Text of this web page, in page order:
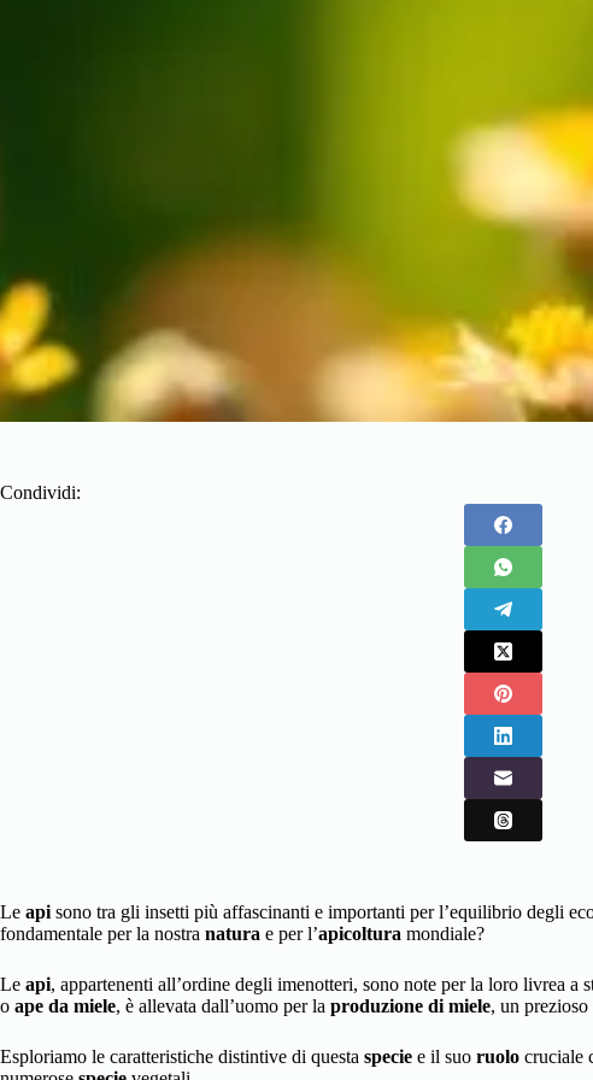
Condividi:
Le api sono tra gli insetti più affascinanti e importanti per l’equilibrio degli
fondamentale per la nostra natura e per l’apicoltura mondiale?
Le api, appartenenti all’ordine degli imenotteri, sono note per la loro livrea a
o ape da miele, è allevata dall’uomo per la produzione di miele, un prezioso
Esploriamo le caratteristiche distintive di questa specie e il suo ruolo cruciale